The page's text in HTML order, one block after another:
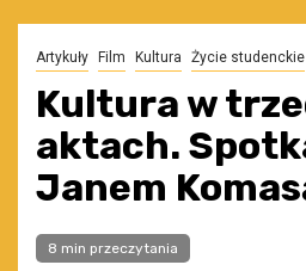
Artykuły Film Kultura Życie studenckie
Kultura w
aktach.
Janem
8 min przeczytania